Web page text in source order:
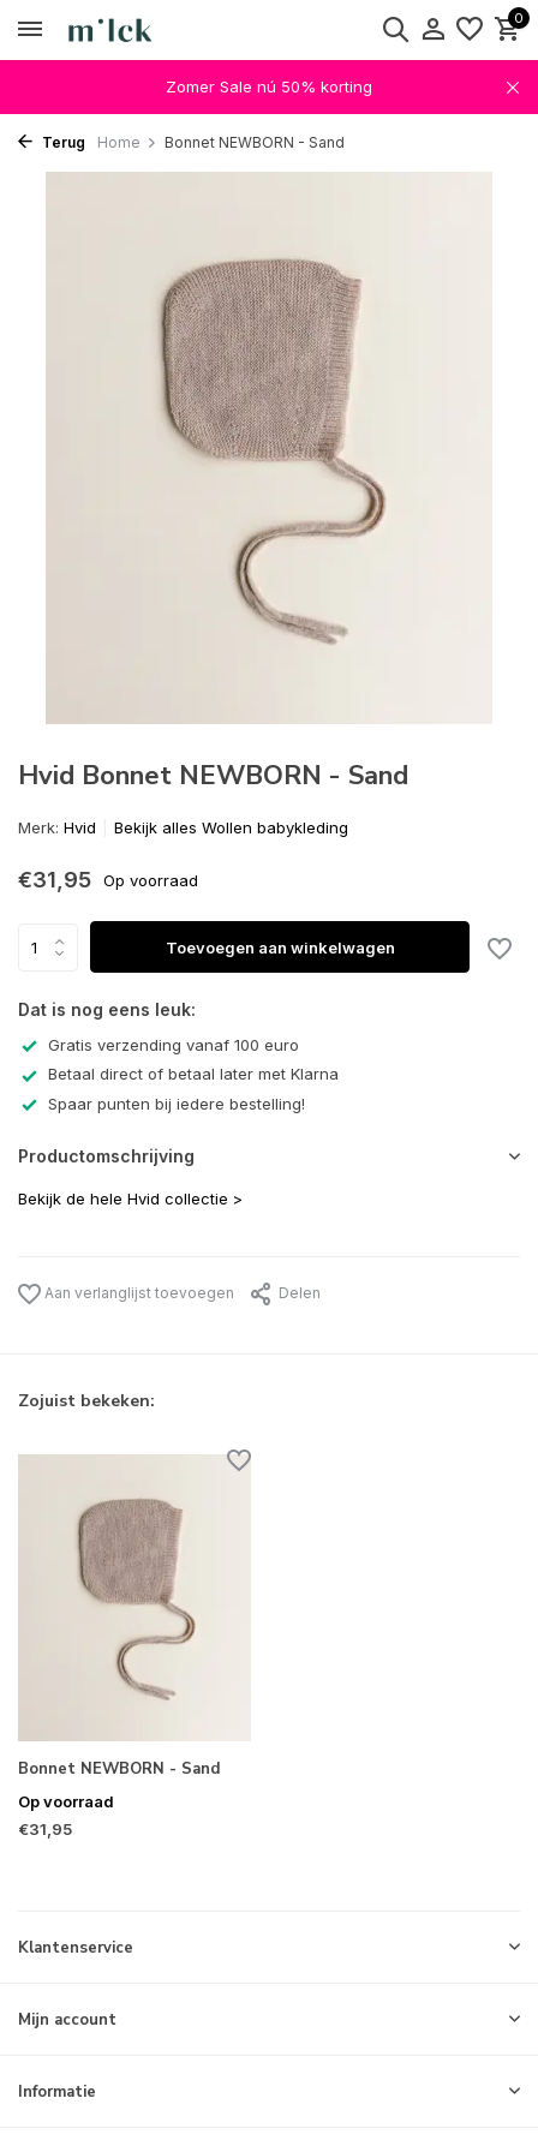
0
Zomer Sale nú 50% korting
Terug Home Bonnet NEWBORN - Sand
Hvid Bonnet NEWBORN - Sand
Merk: Hvid Bekijk alles Wollen babykleding
€31,95 Op voorraad
Toevoegen aan winkelwagen
Dat is nog eens leuk:
Gratis verzending vanaf 100 euro
Betaal direct of betaal later met Klarna
Spaar punten bij iedere bestelling!
Productomschrijving
Bekijk de hele Hvid collectie >
Aan verlanglijst toevoegen Delen
Zojuist bekeken:
Bonnet NEWBORN - Sand
Op voorraad
€31,95
Klantenservice
Mijn account
Informatie